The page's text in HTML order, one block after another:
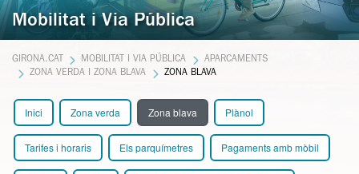
Mobilitat i Via Pública
GIRONA.CAT MOBILITAT I VIA PÚBLICA
APARCAMENTS
ZONA VERDA I ZONA BLAVA
ZONA BLAVA
Inici Zona verda Zona blava Plànol
Tarifes i horaris Els parquímetres Pagaments amb mòbil